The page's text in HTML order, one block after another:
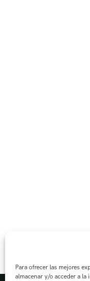
Para ofrecer las mejores
almacenar y/o acceder a